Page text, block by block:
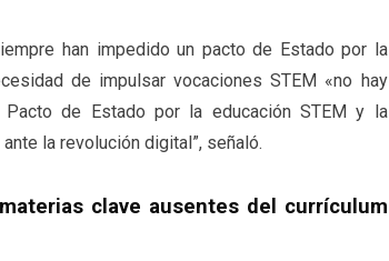
han impedido un pacto de Estado por la
de impulsar vocaciones STEM «no hay
de Estado por la educación STEM y la
la revolución digital”, señaló.
clave ausentes del currículum